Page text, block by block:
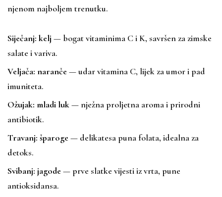
njenom najboljem trenutku.
Siječanj: kelj — bogat vitaminima C i K, savršen za zimske
salate i variva.
Veljača: naranče— udar vitamina C, lijek za umor i pad
imuniteta.
Ožujak: mladi luk— nježna proljetna aroma i prirodni
antibiotik.
Travanj: šparoge— delikatesa puna folata, idealna za
detoks.
Svibanj: jagode— prve slatke vijesti iz vrta, pune
antioksidansa.